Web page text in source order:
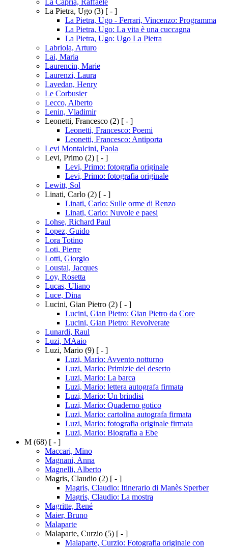
La Capria, Raffaele
La Pietra, Ugo (3) [ - ]
La Pietra, Ugo - Ferrari, Vincenzo: Programma
La Pietra, Ugo: La vita è una cuccagna
La Pietra, Ugo: Ugo La Pietra
Labriola, Arturo
Lai, Maria
Laurencin, Marie
Laurenzi, Laura
Lavedan, Henry
Le Corbusier
Lecco, Alberto
Lenin, Vladimir
Leonetti, Francesco (2) [ - ]
Leonetti, Francesco: Poemi
Leonetti, Francesco: Antiporta
Levi Montalcini, Paola
Levi, Primo (2) [ - ]
Levi, Primo: fotografia originale
Levi, Primo: fotografia originale
Lewitt, Sol
Linati, Carlo (2) [ - ]
Linati, Carlo: Sulle orme di Renzo
Linati, Carlo: Nuvole e paesi
Lohse, Richard Paul
Lopez, Guido
Lora Totino
Loti, Pierre
Lotti, Giorgio
Loustal, Jacques
Loy, Rosetta
Lucas, Uliano
Luce, Dina
Lucini, Gian Pietro (2) [ - ]
Lucini, Gian Pietro: Gian Pietro da Core
Lucini, Gian Pietro: Revolverate
Lunardi, Raul
Luzi, MAaio
Luzi, Mario (9) [ - ]
Luzi, Mario: Avvento notturno
Luzi, Mario: Primizie del deserto
Luzi, Mario: La barca
Luzi, Mario: lettera autografa firmata
Luzi, Mario: Un brindisi
Luzi, Mario: Quaderno gotico
Luzi, Mario: cartolina autografa firmata
Luzi, Mario: fotografia originale firmata
Luzi, Mario: Biografia a Ebe
M (68) [ - ]
Maccari, Mino
Magnani, Anna
Magnelli, Alberto
Magris, Claudio (2) [ - ]
Magris, Claudio: Itinerario di Manès Sperber
Magris, Claudio: La mostra
Magritte, René
Maier, Bruno
Malaparte
Malaparte, Curzio (5) [ - ]
Malaparte, Curzio: Fotografia originale con